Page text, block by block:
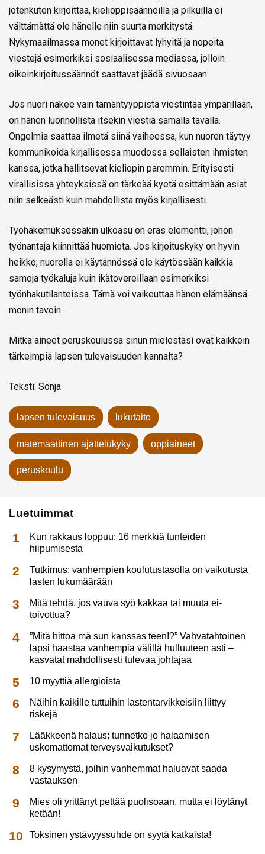
jotenkuten kirjoittaa, kielioppisäännöillä ja pilkuilla ei
välttämättä ole hänelle niin suurta merkitystä.
Nykymaailmassa monet kirjoittavat lyhyitä ja nopeita
viestejä esimerkiksi sosiaalisessa mediassa, jolloin
oikeinkirjoitussäännöt saattavat jäädä sivuosaan.
Jos nuori näkee vain tämäntyyppistä viestintää ympärillään,
on hänen luonnollista itsekin viestiä samalla tavalla.
Ongelmia saattaa ilmetä siinä vaiheessa, kun nuoren täytyy
kommunikoida kirjallisessa muodossa sellaisten ihmisten
kanssa, jotka hallitsevat kieliopin paremmin. Erityisesti
virallisissa yhteyksissä on tärkeää kyetä esittämään asiat
niin selkeästi kuin mahdollista myös kirjallisesti.
Työhakemuksessakin ulkoasu on eräs elementti, johon
työnantaja kiinnittää huomiota. Jos kirjoituskyky on hyvin
heikko, nuorella ei käytännössä ole käytössään kaikkia
samoja työkaluja kuin ikätovereillaan esimerkiksi
työnhakutilanteissa. Tämä voi vaikeuttaa hänen elämäänsä
monin tavoin.
Mitkä aineet peruskoulussa sinun mielestäsi ovat kaikkein
tärkeimpiä lapsen tulevaisuuden kannalta?
Teksti: Sonja
lapsen tulevaisuus lukutaito
matemaattinen ajattelukyky oppiaineet
peruskoulu
Luetuimmat
Kun rakkaus loppuu: 16 merkkiä tunteiden
hiipumisesta
Tutkimus: vanhempien koulutustasolla on vaikutusta
lasten lukumäärään
Mitä tehdä, jos vauva syö kakkaa tai muuta ei-
toivottua?
”Mitä hittoa mä sun kanssas teen!?” Vahvatahtoinen
lapsi haastaa vanhempia välillä hulluuteen asti –
kasvatat mahdollisesti tulevaa johtajaa
10 myyttiä allergioista
Näihin kaikille tuttuihin lastentarvikkeisiin liittyy
riskejä
Lääkkeenä halaus: tunnetko jo halaamisen
uskomattomat terveysvaikutukset?
8 kysymystä, joihin vanhemmat haluavat saada
vastauksen
Mies oli yrittänyt pettää puolisoaan, mutta ei löytänyt
ketään!
Toksinen ystävyyssuhde on syytä katkaista!